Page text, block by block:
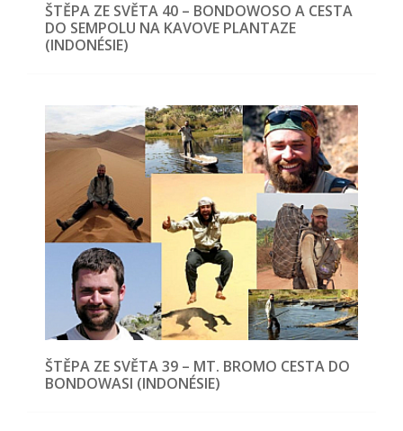
ŠTĚPA ZE SVĚTA 40 – BONDOWOSO A CESTA
DO SEMPOLU NA KAVOVE PLANTAZE
(INDONÉSIE)
ŠTĚPA ZE SVĚTA 39 – MT. BROMO CESTA DO
BONDOWASI (INDONÉSIE)